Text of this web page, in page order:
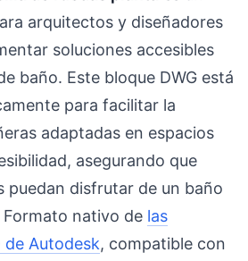
arquitectos y diseñadores
soluciones accesibles
baño. Este bloque DWG está
para facilitar la
adaptadas en espacios
asegurando que
puedan disfrutar de un baño
nativo de las
de Autodesk, compatible con